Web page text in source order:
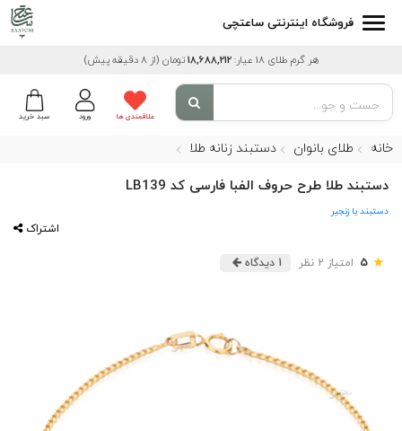
فروشگاه اینترنتی ساعتچی
هر گرم طلای 18 عیار: 18,688,212تومان (از 8 دقیقه پیش)
سبد خرید ورود علاقمندی ها
خانه طلای بانوان دستبند زنانه طلا
دستبند طلا طرح حروف الفبا فارسی کد LB139
دستبند با زنجیر
اشتراک
★
5 امتیاز 2 نظر 1 دیدگاه